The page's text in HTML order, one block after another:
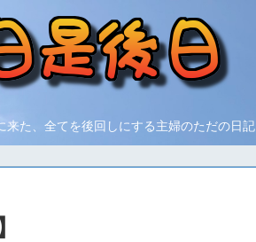
来た、全てを後回しにする主婦のただの日記